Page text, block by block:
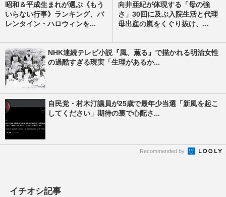
昭和＆平成生まれが選ぶ《もう
いらない行事》ランキング、バ
レンタイン・ハロウィンを...
向井亜紀が体現する「母の強
さ」30回に及ぶ入院生活と代理
母出産の嵐をくぐり抜け、...
NHK連続テレビ小説『風、薫る』で描かれる明治女性
の過酷すぎる現実「生理があるか...
自民党・村木汀議員が25歳で最年少当選「新風を起こ
してください」期待の裏で心配さ...
Recommended by
イチオシ記事